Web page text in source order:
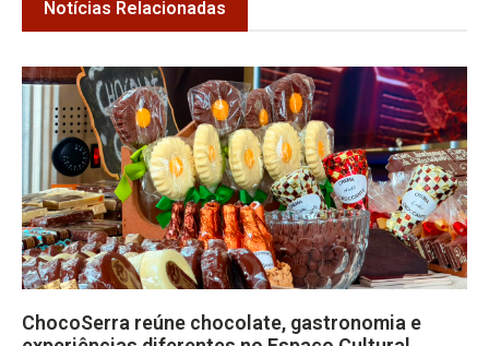
Notícias Relacionadas
ChocoSerra reúne chocolate, gastronomia e